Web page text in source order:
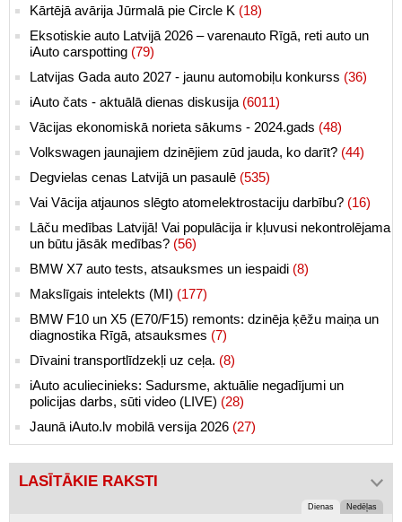
Kārtējā avārija Jūrmalā pie Circle K (18)
Eksotiskie auto Latvijā 2026 – varenauto Rīgā, reti auto un
iAuto carspotting (79)
Latvijas Gada auto 2027 - jaunu automobiļu konkurss (36)
iAuto čats - aktuālā dienas diskusija (6011)
Vācijas ekonomiskā norieta sākums - 2024.gads (48)
Volkswagen jaunajiem dzinējiem zūd jauda, ko darīt? (44)
Degvielas cenas Latvijā un pasaulē (535)
Vai Vācija atjaunos slēgto atomelektrostaciju darbību? (16)
Lāču medības Latvijā! Vai populācija ir kļuvusi nekontrolējama
un būtu jāsāk medības? (56)
BMW X7 auto tests, atsauksmes un iespaidi (8)
Makslīgais intelekts (MI) (177)
BMW F10 un X5 (E70/F15) remonts: dzinēja ķēžu maiņa un
diagnostika Rīgā, atsauksmes (7)
Dīvaini transportlīdzekļi uz ceļa. (8)
iAuto aculiecinieks: Sadursme, aktuālie negadījumi un
policijas darbs, sūti video (LIVE) (28)
Jaunā iAuto.lv mobilā versija 2026 (27)
LASĪTĀKIE RAKSTI
Dienas Nedēļas